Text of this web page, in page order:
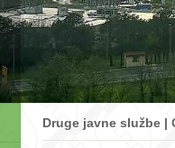
Druge javne službe |